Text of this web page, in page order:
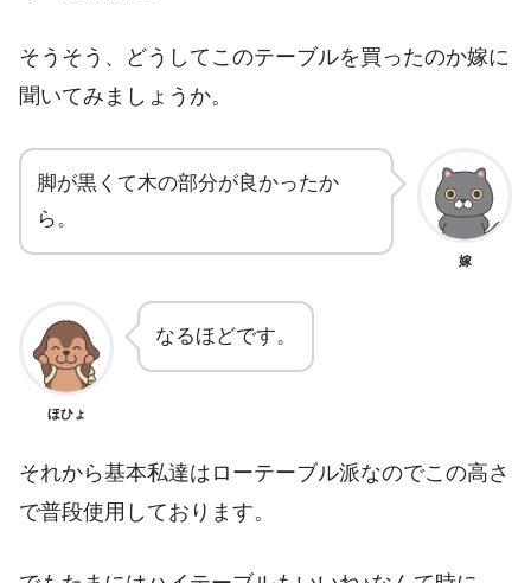
そうそう、どうしてこのテーブルを買ったのか嫁に
聞いてみましょうか。
脚が黒くて木の部分が良かったか
ら。
嫁
ほひょ
なるほどです。
それから基本私達はローテーブル派なのでこの高さ
で普段使用しております。